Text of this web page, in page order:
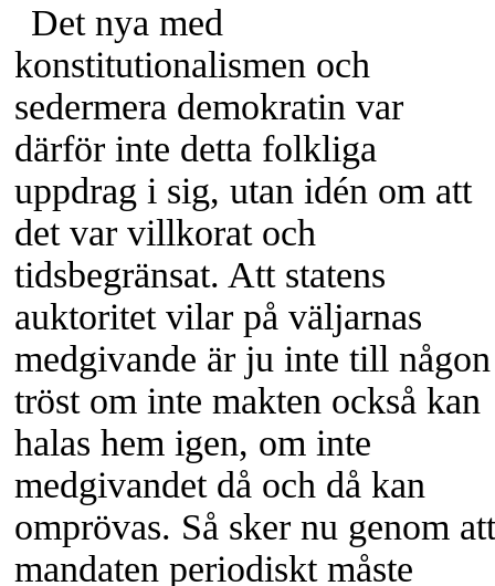
Det nya med
konstitutionalismen och
sedermera demokratin var
därför inte detta folkliga
uppdrag i sig, utan idén om att
det var villkorat och
tidsbegränsat. Att statens
auktoritet vilar på väljarnas
medgivande är ju inte till någon
tröst om inte makten också kan
halas hem igen, om inte
medgivandet då och då kan
omprövas. Så sker nu genom att
mandaten periodiskt måste